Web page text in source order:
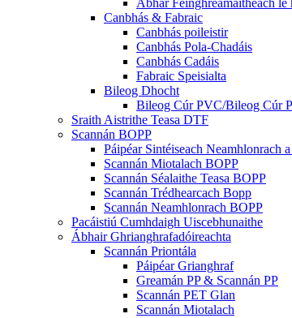
Ábhar Féinghreamaitheach
Canbhás & Fabraic
Canbhás poileistir
Canbhás Pola-Chadáis
Canbhás Cadáis
Fabraic Speisialta
Bileog Dhocht
Bileog Cúr PVC/Bileog Cúr
Sraith Aistrithe Teasa DTF
Scannán BOPP
Páipéar Sintéiseach Neamhlonrach
Scannán Miotalach BOPP
Scannán Séalaithe Teasa BOPP
Scannán Trédhearcach Bopp
Scannán Neamhlonrach BOPP
Pacáistiú Cumhdaigh Uiscebhunaithe
Ábhair Ghrianghrafadóireachta
Scannán Priontála
Páipéar Grianghraf
Greamán PP & Scannán PP
Scannán PET Glan
Scannán Miotalach